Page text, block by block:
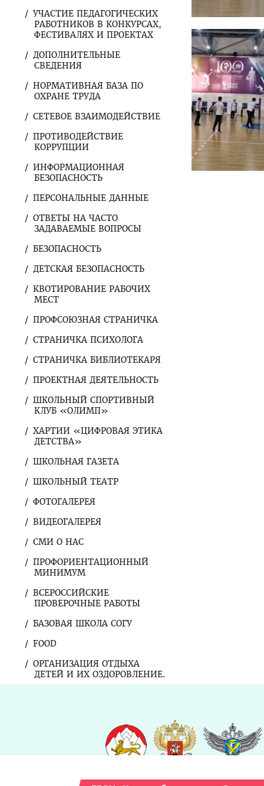
УЧАСТИЕ ПЕДАГОГИЧЕСКИХ
РАБОТНИКОВ В КОНКУРСАХ,
ФЕСТИВАЛЯХ И ПРОЕКТАХ
ДОПОЛНИТЕЛЬНЫЕ
СВЕДЕНИЯ
НОРМАТИВНАЯ БАЗА ПО
ОХРАНЕ ТРУДА
СЕТЕВОЕ ВЗАИМОДЕЙСТВИЕ
ПРОТИВОДЕЙСТВИЕ
КОРРУПЦИИ
ИНФОРМАЦИОННАЯ
БЕЗОПАСНОСТЬ
ПЕРСОНАЛЬНЫЕ ДАННЫЕ
ОТВЕТЫ НА ЧАСТО
ЗАДАВАЕМЫЕ ВОПРОСЫ
БЕЗОПАСНОСТЬ
ДЕТСКАЯ БЕЗОПАСНОСТЬ
КВОТИРОВАНИЕ РАБОЧИХ
МЕСТ
ПРОФСОЮЗНАЯ СТРАНИЧКА
СТРАНИЧКА ПСИХОЛОГА
СТРАНИЧКА БИБЛИОТЕКАРЯ
ПРОЕКТНАЯ ДЕЯТЕЛЬНОСТЬ
ШКОЛЬНЫЙ СПОРТИВНЫЙ
КЛУБ «ОЛИМП»
ХАРТИИ «ЦИФРОВАЯ ЭТИКА
ДЕТСТВА»
ШКОЛЬНАЯ ГАЗЕТА
ШКОЛЬНЫЙ ТЕАТР
ФОТОГАЛЕРЕЯ
ВИДЕОГАЛЕРЕЯ
СМИ О НАС
ПРОФОРИЕНТАЦИОННЫЙ
МИНИМУМ
ВСЕРОССИЙСКИЕ
ПРОВЕРОЧНЫЕ РАБОТЫ
БАЗОВАЯ ШКОЛА СОГУ
FOOD
ОРГАНИЗАЦИЯ ОТДЫХА
ДЕТЕЙ И ИХ ОЗДОРОВЛЕНИЕ.